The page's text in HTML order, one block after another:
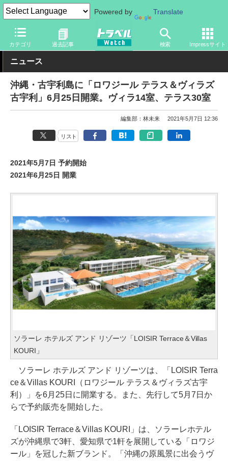
Powered by Translate
カテゴリ 過去記事 検索 Impressサイト
トラベル Watch 旅の情報 ホテル・旅館
ニュース
沖縄・古宇利島に「ロワジール テラス＆ヴィラズ
古宇利」6月25日開業。ヴィラ14室、テラス30室
編集部：林未来 2021年5月7日 12:36
リスト
2021年5月7日 予約開始
2021年6月25日 開業
ソラーレ ホテルズ アンド リゾーツ「LOISIR Terrace＆Villas
KOURI」
ソラーレ ホテルズ アンド リゾーツは、「LOISIR Terra
ce＆Villas KOURI（ロワジール テラス＆ヴィラズ古宇
利）」を6月25日に開業する。また、先行して5月7日か
らで予約販売を開始した。
「LOISIR Terrace＆Villas KOURI」は、ソラーレホテル
ズが沖縄県で3軒、愛知県で1軒を展開している「ロワジ
ール」を冠した新ブランド。「沖縄の原風景に出会うヴ